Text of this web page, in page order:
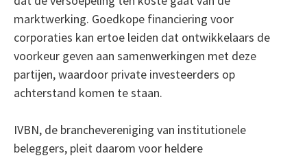
marktwerking. Goedkope financiering voor
corporaties kan ertoe leiden dat ontwikkelaars de
voorkeur geven aan samenwerkingen met deze
partijen, waardoor private investeerders op
achterstand komen te staan.
IVBN, de branchevereniging van institutionele
beleggers, pleit daarom voor heldere